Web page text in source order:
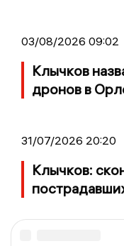
03/08/2026 09:02
Клычков
дронов в
31/07/2026 20:20
Клычков: